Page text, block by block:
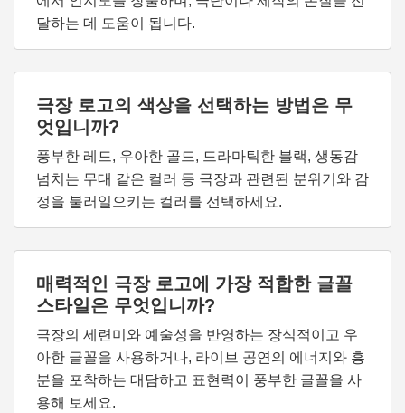
달하는 데 도움이 됩니다.
극장 로고의 색상을 선택하는 방법은 무
엇입니까?
풍부한 레드, 우아한 골드, 드라마틱한 블랙, 생동감
넘치는 무대 같은 컬러 등 극장과 관련된 분위기와 감
정을 불러일으키는 컬러를 선택하세요.
매력적인 극장 로고에 가장 적합한 글꼴
스타일은 무엇입니까?
극장의 세련미와 예술성을 반영하는 장식적이고 우
아한 글꼴을 사용하거나, 라이브 공연의 에너지와 흥
분을 포착하는 대담하고 표현력이 풍부한 글꼴을 사
용해 보세요.